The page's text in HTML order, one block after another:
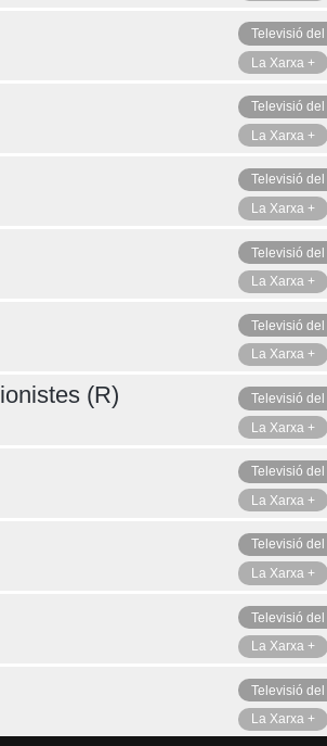
Televisió
La Xarxa +
Televisió
La Xarxa +
Televisió
La Xarxa +
Televisió
La Xarxa +
Televisió
La Xarxa +
(R)
Televisió
La Xarxa +
Televisió
La Xarxa +
Televisió
La Xarxa +
Televisió
La Xarxa +
Televisió
La Xarxa +